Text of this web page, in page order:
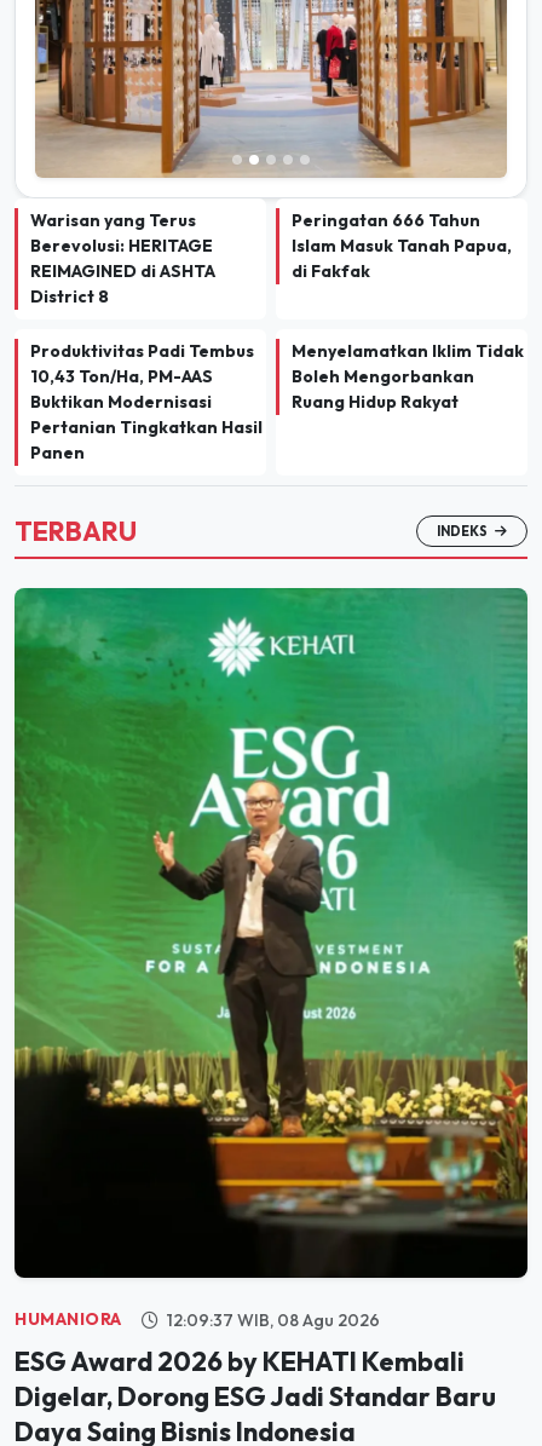
Warisan yang Terus
Berevolusi: HERITAGE
REIMAGINED di ASHTA
District 8
Peringatan 666 Tahun
Islam Masuk Tanah Papua,
di Fakfak
Produktivitas Padi Tembus
Buktikan Modernisasi
Pertanian Tingkatkan Hasil
Panen
Ruang Hidup Rakyat
TERBARU INDEKS
HUMANIORA 12:09:37 WIB, 08 Agu 2026
ESG Award 2026 by KEHATI Kembali
Digelar, Dorong ESG Jadi Standar Baru
Daya Saing Bisnis Indonesia